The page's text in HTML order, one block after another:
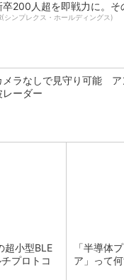
卒200人超を即戦力に。そ
シンプレクス・ホールディングス)
メラなしで見守り可能 ア
レーダー
超小型BLE
プロトコ
「半導体
ア」って